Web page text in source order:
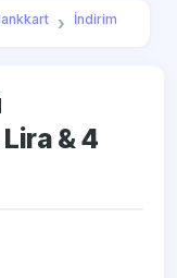
İndirim
& 4